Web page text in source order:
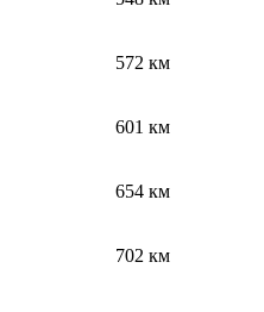
572 км
601 км
654 км
702 км